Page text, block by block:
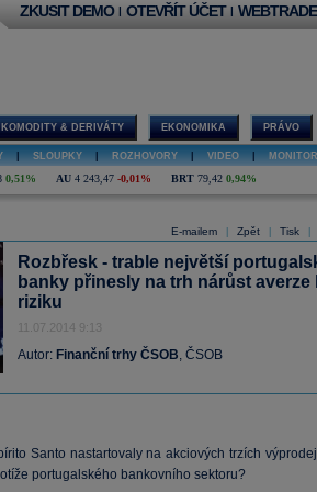
ZKUSIT DEMO | OTEVŘÍT ÚČET |
KOMODITY & DERIVÁTY EKONOMIKA PRÁVO
SLOUPKY ROZHOVORY VIDEO
0,51% AU 4 243,47 -0,01% BRT 79,42 0,94%
E-mailem Zpět Tisk
Rozbřesk - trable největší
banky přinesly na trh nárůst averze
riziku
11.07.2014 9:13
Autor: Finanční trhy ČSOB, ČSOB
Santo nastartovaly na akciových trzích
portugalského bankovního sektoru?